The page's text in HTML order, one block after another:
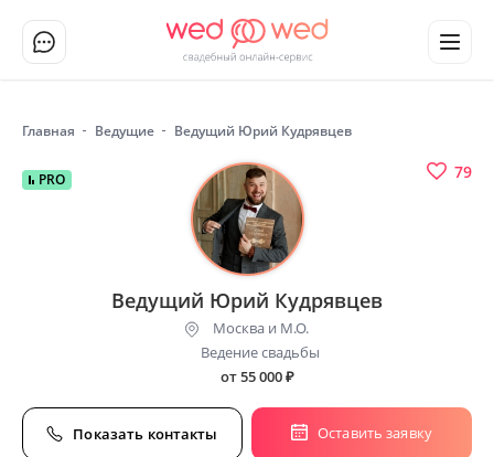
Главная Ведущие Ведущий Юрий Кудрявцев
PRO 79
Ведущий Юрий Кудрявцев
Москва и М.О.
Ведение свадьбы
от 55 000₽
Оставить заявку
Показать контакты